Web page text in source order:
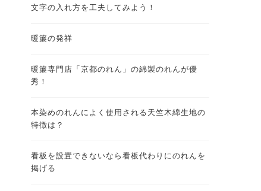
文字の入れ方を工夫してみよう！
暖簾の発祥
暖簾専門店「京都のれん」の綿製のれんが優
秀！
本染めのれんによく使用される天竺木綿生地の
特徴は？
看板を設置できないなら看板代わりにのれんを
掲げる